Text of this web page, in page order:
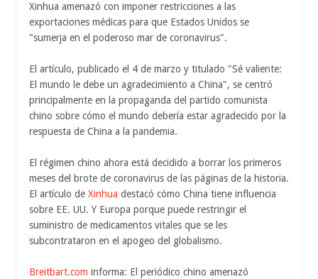
Xinhua amenazó con imponer restricciones a las
exportaciones médicas para que Estados Unidos se
"sumerja en el poderoso mar de coronavirus".
El artículo, publicado el 4 de marzo y titulado "Sé valiente:
El mundo le debe un agradecimiento a China", se centró
principalmente en la propaganda del partido comunista
chino sobre cómo el mundo debería estar agradecido por la
respuesta de China a la pandemia.
El régimen chino ahora está decidido a borrar los primeros
meses del brote de coronavirus de las páginas de la historia.
El artículo de Xinhua destacó cómo China tiene influencia
sobre EE. UU. Y Europa porque puede restringir el
suministro de medicamentos vitales que se les
subcontrataron en el apogeo del globalismo.
Breitbart.com informa: El periódico chino amenazó